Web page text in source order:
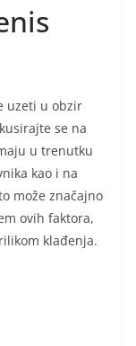
uzeti u obzir
se na
u trenutku
kao i na
može značajno
ovih faktora,
klađenja.